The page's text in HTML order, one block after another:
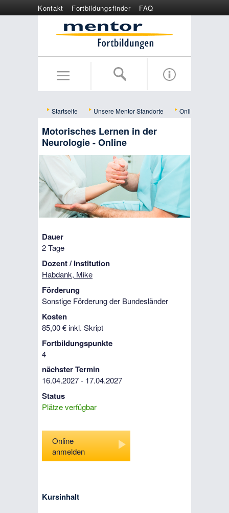
Kontakt Fortbildungsfinder
FAQ
Online anmelden
Wertgutschein
Startseite Unsere Mentor Standorte Online
Motorisches Lernen in der
Neurologie - Online
Dauer
2 Tage
Dozent / Institution
Habdank, Mike
Förderung
Sonstige Förderung der Bundesländer
Kosten
85,00 € inkl. Skript
Fortbildungspunkte
4
nächster Termin
16.04.2027 - 17.04.2027
Status
Plätze verfügbar
Online
anmelden
Kursinhalt